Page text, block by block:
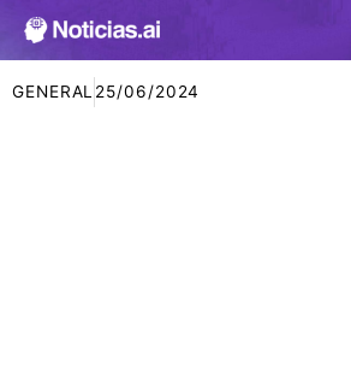
GENERAL 25/06/2024